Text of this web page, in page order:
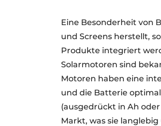
Eine Besonderheit von
und Screens herstellt,
Produkte integriert
Solarmotoren sind
Motoren haben eine
und die Batterie
(ausgedrückt in Ah
Markt, was sie